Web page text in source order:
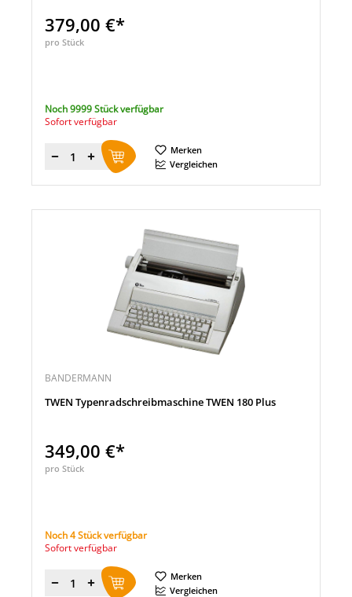
379,00 €*
pro Stück
Noch 9999 Stück verfügbar
Sofort verfügbar
Menge
Merken
Vergleichen
BANDERMANN
TWEN Typenradschreibmaschine TWEN 180 Plus
349,00 €*
pro Stück
Noch 4 Stück verfügbar
Sofort verfügbar
Menge
Merken
Vergleichen